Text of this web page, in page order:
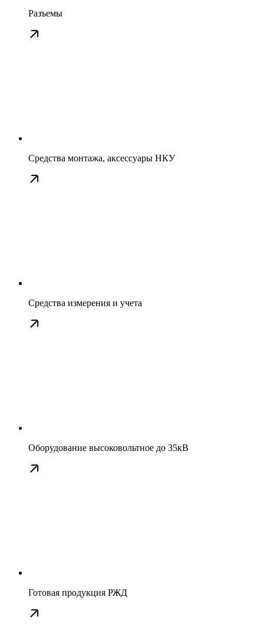
Разъемы
Средства монтажа, аксессуары НКУ
Средства измерения и учета
Оборудование высоковольтное до 35кВ
Готовая продукция РЖД